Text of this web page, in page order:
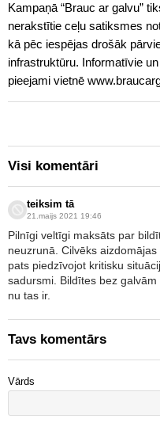
Kampaņā “Brauc ar galvu”
nerakstītie ceļu satiksmes
kā pēc iespējas drošāk
infrastruktūru. Informatīvie
pieejami vietnē
Visi komentāri
teiksim tā
21.maijs 2021 19:46
Pilnīgi veltīgi maksāts par
neuzrunā. Cilvēks
pats piedzīvojot kritisku
sadursmi. Bildītes bez
nu tas ir.
Tavs komentārs
Vārds